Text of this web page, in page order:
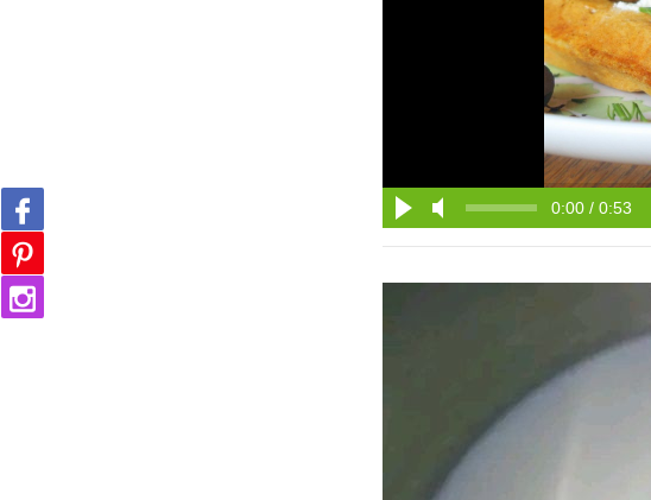
0:00 / 0:53